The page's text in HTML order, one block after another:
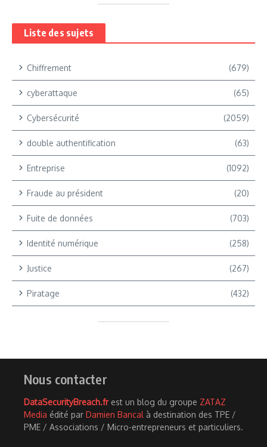
Liste des sujets
Chiffrement (679)
cyberattaque (65)
Cybersécurité (2059)
double authentification (63)
Entreprise (1092)
Fraude au président (20)
Fuite de données (703)
Identité numérique (258)
Justice (267)
Piratage (432)
Nous contacter
DataSecurityBreach.frest un blog du groupe ZATAZ
Media édité par Damien Bancal à destination des TPE /
PME / Associations / Micro-entrepreneurs et particuliers.